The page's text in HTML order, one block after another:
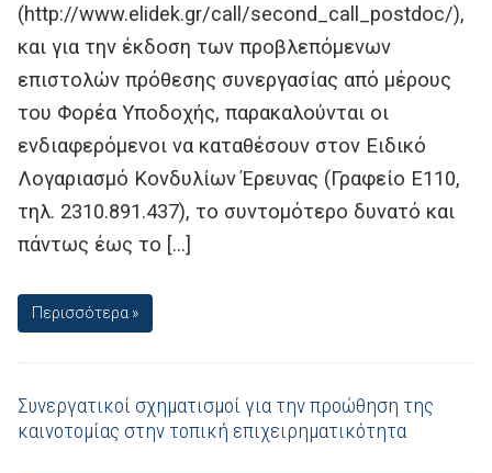
(http://www.elidek.gr/call/second_call_postdoc/),
και για την έκδοση των προβλεπόμενων
επιστολών πρόθεσης συνεργασίας από μέρους
του Φορέα Υποδοχής, παρακαλούνται οι
ενδιαφερόμενοι να καταθέσουν στον Ειδικό
Λογαριασμό Κονδυλίων Έρευνας (Γραφείο Ε110,
τηλ. 2310.891.437), το συντομότερο δυνατό και
πάντως έως το […]
Περισσότερα »
Συνεργατικοί σχηματισμοί για την προώθηση της
καινοτομίας στην τοπική επιχειρηματικότητα